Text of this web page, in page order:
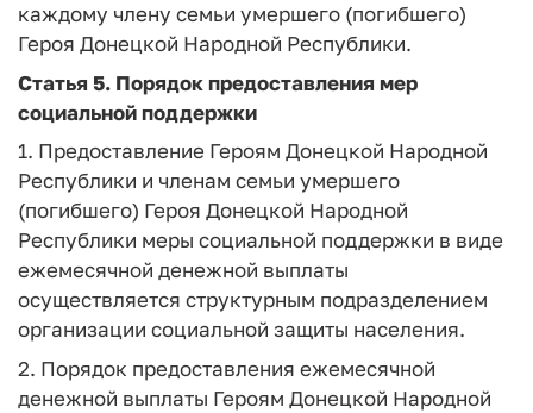
каждому члену семьи умершего (погибшего)
Героя Донецкой Народной Республики.
Статья 5. Порядок предоставления мер
социальной поддержки
1. Предоставление Героям Донецкой Народной
Республики и членам семьи умершего
(погибшего) Героя Донецкой Народной
Республики меры социальной поддержки в виде
ежемесячной денежной выплаты
осуществляется структурным подразделением
организации социальной защиты населения.
2. Порядок предоставления ежемесячной
денежной выплаты Героям Донецкой Народной